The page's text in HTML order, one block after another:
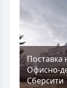
Поставка
Офисно-
Сберсити